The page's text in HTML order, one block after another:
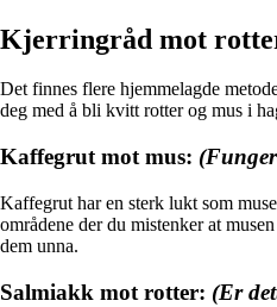
Kjerringråd mot
Det finnes flere hjemmelagde
deg med å bli kvitt rotter og mus i
Kaffegrut mot mus:
Kaffegrut har en sterk lukt som
områdene der du mistenker at
dem unna.
Salmiakk mot rotter: (Er